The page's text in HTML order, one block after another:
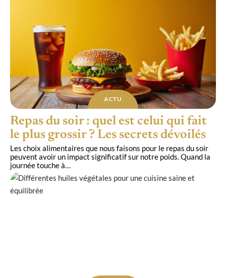
ACTU
Repas du soir : quel est celui qui fait
le plus grossir ? Les secrets dévoilés
Les choix alimentaires que nous faisons pour le repas du soir
peuvent avoir un impact significatif sur notre poids. Quand la
journée touche à